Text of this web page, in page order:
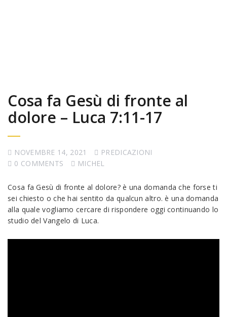
Cosa fa Gesù di fronte al
dolore – Luca 7:11-17
NOVEMBRE 14, 2021
PREDICAZIONI
0 COMMENTS
MICHEL
Cosa fa Gesù di fronte al dolore? è una domanda che forse ti
sei chiesto o che hai sentito da qualcun altro. è una domanda
alla quale vogliamo cercare di rispondere oggi continuando lo
studio del Vangelo di Luca.